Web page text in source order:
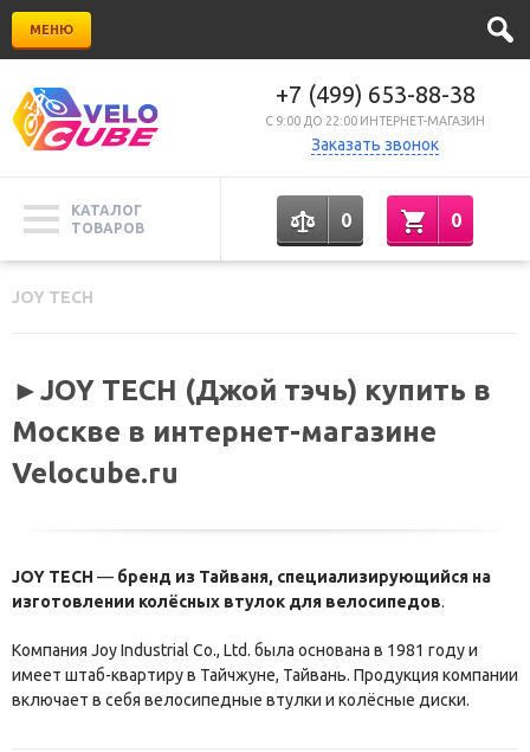
МЕНЮ
+7 (499) 653-88-38
C 9:00 ДО 22:00 ИНТЕРНЕТ-МАГАЗИН
Заказать звонок
КАТАЛОГ
ТОВАРОВ
0 0
JOY TECH
►JOY TECH (Джой тэчь) купить в
Москве в интернет-магазине
Velocube.ru
JOY TECH — бренд из Тайваня, специализирующийся на
изготовлении колёсных втулок для велосипедов.
Компания Joy Industrial Co., Ltd. была основана в 1981 году и
имеет штаб-квартиру в Тайчжуне, Тайвань. Продукция компании
включает в себя велосипедные втулки и колёсные диски.